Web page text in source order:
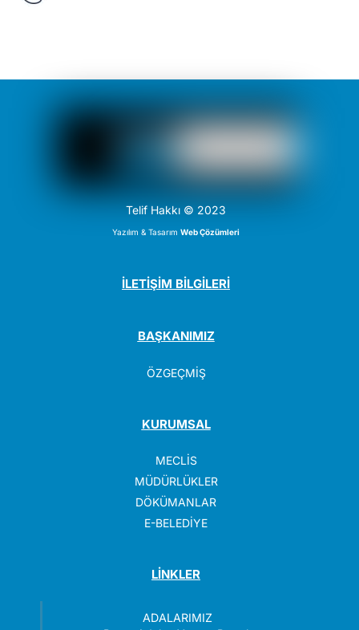
Telif Hakkı © 2023
Yazılım & TasarımWeb Çözümleri
İLETİŞİM BİLGİLERİ
BAŞKANIMIZ
ÖZGEÇMİŞ
KURUMSAL
MECLİS
MÜDÜRLÜKLER
DÖKÜMANLAR
E-BELEDİYE
LİNKLER
ADALARIMIZ